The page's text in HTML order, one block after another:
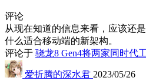
评论
从现在知道的信息来看，应该还
什么适合移动端的新架构。
评论于 骁龙8 Gen4将两家同时代
爱折腾的深水君 2023/05/26